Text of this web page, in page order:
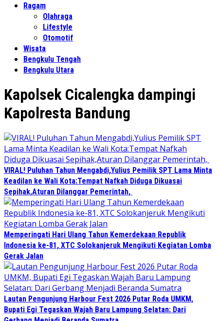
Ragam
Olahraga
Lifestyle
Otomotif
Wisata
Bengkulu Tengah
Bengkulu Utara
Kapolsek Cicalengka dampingi
Kapolresta Bandung
VIRAL! Puluhan Tahun Mengabdi,Yulius Pemilik SPT Lama Minta
Keadilan ke Wali Kota:Tempat Nafkah Diduga Dikuasai
Sepihak,Aturan Dilanggar Pemerintah,
Memperingati Hari Ulang Tahun Kemerdekaan Republik
Indonesia ke-81, XTC Solokanjeruk Mengikuti Kegiatan Lomba
Gerak Jalan
Lautan Pengunjung Harbour Fest 2026 Putar Roda UMKM,
Bupati Egi Tegaskan Wajah Baru Lampung Selatan: Dari